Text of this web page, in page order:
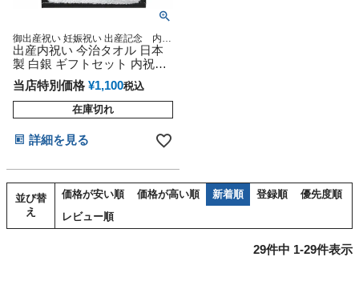
御出産祝い 妊娠祝い 出産記念 内祝
い 今治タオル
出産内祝い 今治タオル 日本
製 白銀 ギフトセット 内祝い
内祝 お返し 出産祝い
当店特別価格 ¥1,100税込
在庫切れ
詳細を見る
並び替
え
価格が安い順 価格が高い順 新着順 登録順
優先度順
レビュー順
29件中 1-29件表示